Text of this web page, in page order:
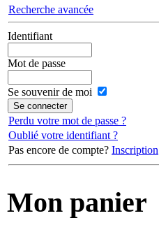
Recherche avancée
Identifiant
Mot de passe
Se souvenir de moi
Perdu votre mot de passe ?
Oublié votre identifiant ?
Pas encore de compte? Inscription
Mon panier